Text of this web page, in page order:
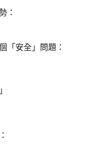
：
「安全」問題：